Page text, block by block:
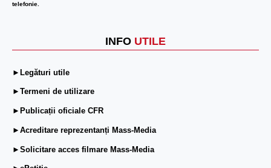
telefonie.
INFO UTILE
►Legături utile
►Termeni de utilizare
►Publicații oficiale CFR
►Acreditare reprezentanți Mass-Media
►Solicitare acces filmare Mass-Media